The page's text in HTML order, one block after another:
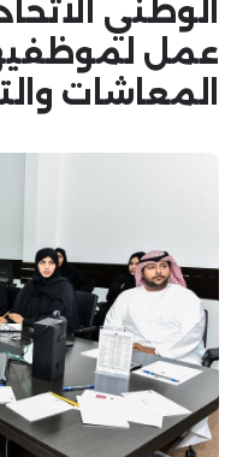
الوطني
عمل
المعاشات